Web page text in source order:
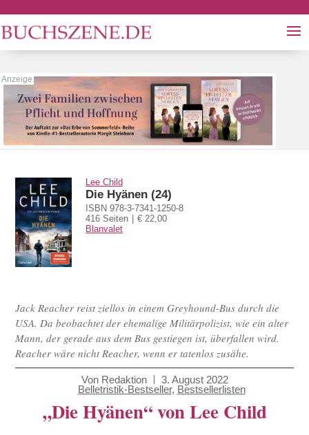
Lee Child
Die Hyänen (24)
ISBN 978-3-7341-1250-8
416 Seiten
€ 22,00
Blanvalet
Jack Reacher reist ziellos in einem Greyhound-Bus durch die
USA. Da beobachtet der ehemalige Militärpolizist, wie ein alter
Mann, der gerade aus dem Bus gestiegen ist, überfallen wird.
Reacher wäre nicht Reacher, wenn er tatenlos zusähe.
Von Redaktion
3. August 2022
Belletristik-Bestseller, Bestsellerlisten
„Die Hyänen“ von Lee Child